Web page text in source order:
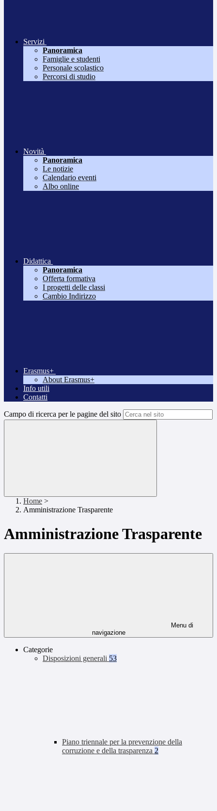
Servizi
Panoramica
Famiglie e studenti
Personale scolastico
Percorsi di studio
Novità
Panoramica
Le notizie
Calendario eventi
Albo online
Didattica
Panoramica
Offerta formativa
I progetti delle classi
Cambio Indirizzo
Erasmus+
About Erasmus+
Info utili
Contatti
Campo di ricerca per le pagine del sito
Home >
Amministrazione Trasparente
Amministrazione Trasparente
Menu di
navigazione
Categorie
Disposizioni generali 53
Piano triennale per la prevenzione della
corruzione e della trasparenza 2